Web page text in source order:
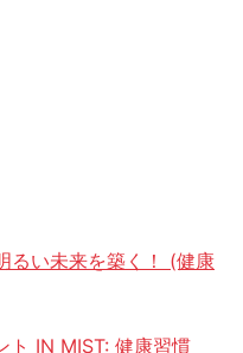
るい未来を築く！ (健康
ト IN MIST: 健康習慣